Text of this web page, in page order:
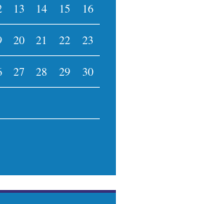
13 14 15 16
20 21 22 23
27 28 29 30